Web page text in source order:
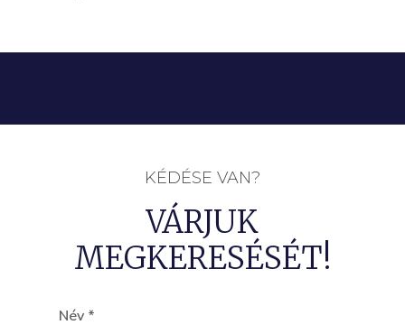
KÉDÉSE VAN?
VÁRJUK
MEGKERESÉSÉT!